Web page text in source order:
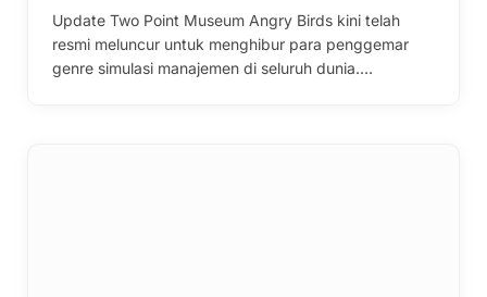
Update Two Point Museum Angry Birds kini telah
resmi meluncur untuk menghibur para penggemar
genre simulasi manajemen di seluruh dunia.…